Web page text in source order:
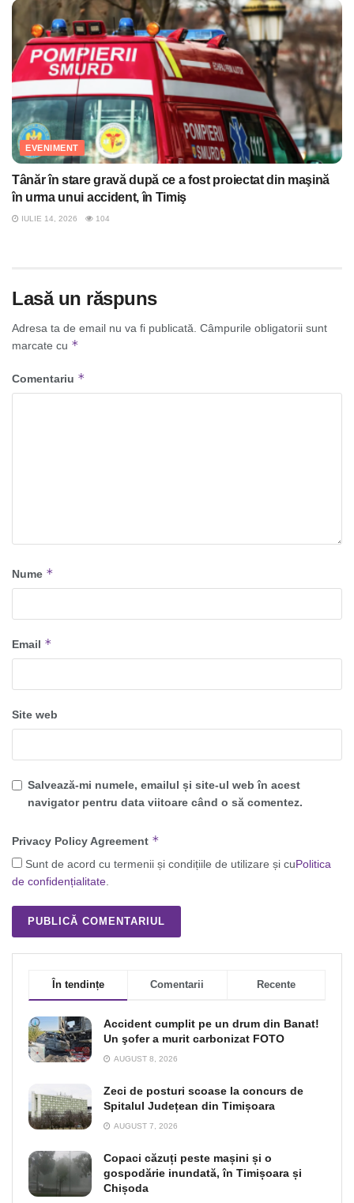
EVENIMENT
Tânăr în stare gravă după ce a fost proiectat din maşină
în urma unui accident, în Timiş
IULIE 14, 2026 104
Lasă un răspuns
Adresa ta de email nu va fi publicată. Câmpurile obligatorii sunt
marcate cu *
Comentariu *
Nume *
Email *
Site web
Salvează-mi numele, emailul și site-ul web în acest
navigator pentru data viitoare când o să comentez.
Privacy Policy Agreement *
Sunt de acord cu termenii și condițiile de utilizare și cuPolitica
de confidențialitate.
În tendințe Comentarii Recente
Accident cumplit pe un drum din Banat!
Un şofer a murit carbonizat FOTO
AUGUST 8, 2026
Zeci de posturi scoase la concurs de
Spitalul Județean din Timișoara
AUGUST 7, 2026
Copaci căzuți peste mașini și o
gospodărie inundată, în Timișoara și
Chișoda